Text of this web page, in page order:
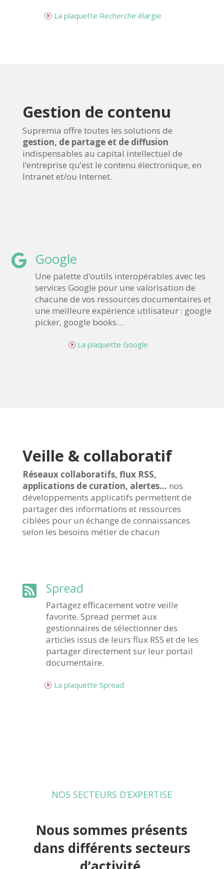
La plaquette Recherche élargie
Gestion de contenu
Supremia offre toutes les solutions de
gestion, de partage et de diffusion
indispensables au capital intellectuel de
l’entreprise qu’est le contenu électronique, en
Intranet et/ou Internet.
 Google
Une palette d’outils interopérables avec les
services Google pour une valorisation de
chacune de vos ressources documentaires et
une meilleure expérience utilisateur : google
picker, google books…
La plaquette Google
Veille & collaboratif
Réseaux collaboratifs, flux RSS,
applications de curation, alertes… nos
développements applicatifs permettent de
partager des informations et ressources
ciblées pour un échange de connaissances
selon les besoins métier de chacun
 Spread
Partagez efficacement votre veille
favorite. Spread permet aux
gestionnaires de sélectionner des
articles issus de leurs flux RSS et de les
partager directement sur leur portail
documentaire.
La plaquette Spread
NOS SECTEURS D’EXPERTISE
Nous sommes présents
dans différents secteurs